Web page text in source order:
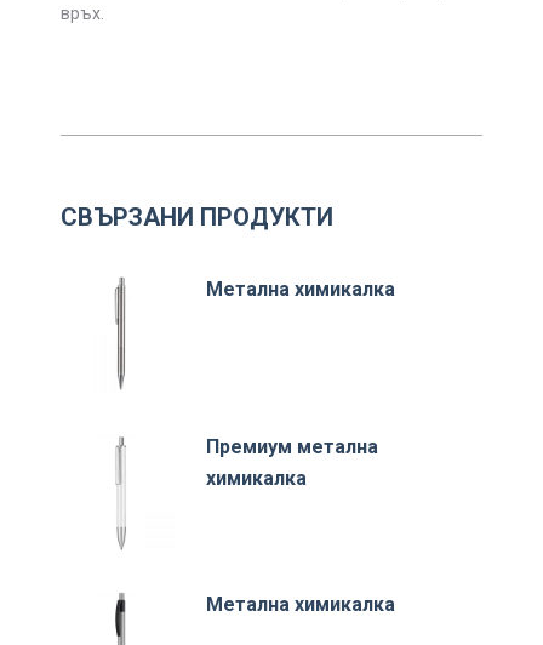
връх.
СВЪРЗАНИ ПРОДУКТИ
Метална химикалка
Премиум метална
химикалка
Метална химикалка